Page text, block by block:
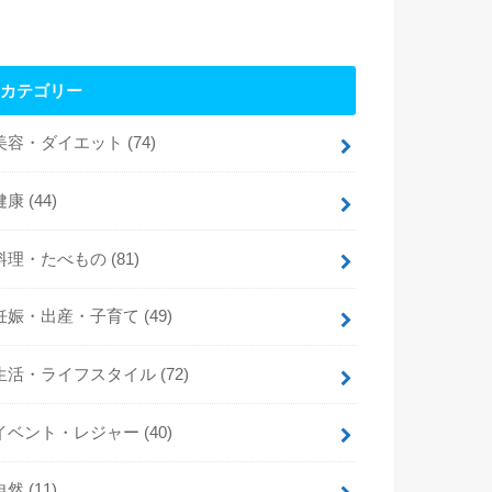
カテゴリー
容・ダイエット (74)
康 (44)
理・たべもの (81)
娠・出産・子育て (49)
活・ライフスタイル (72)
ベント・レジャー (40)